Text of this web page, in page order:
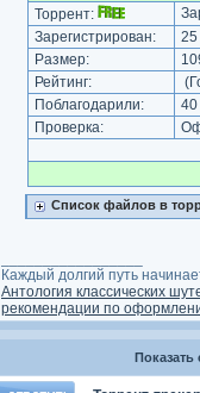
Торрент:
Зарегистрирован:
25
Размер:
Рейтинг:
Поблагодарили:
40
Проверка:
Список файлов в
Каждый долгий путь
Антология классических
рекомендации по